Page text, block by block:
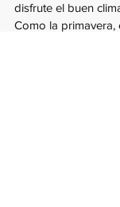
disfrute el buen
Como la primavera,